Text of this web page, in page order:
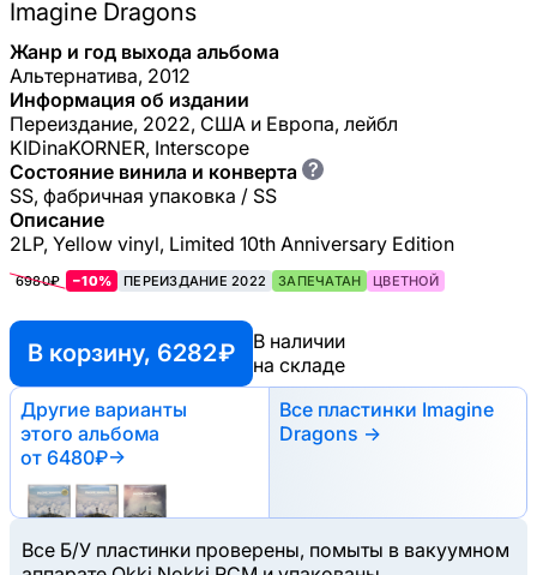
Imagine Dragons
Жанр и год выхода альбома
Альтернатива, 2012
Информация об издании
Переиздание, 2022, США и Европа, лейбл
KIDinaKORNER, Interscope
Состояние винила и конверта ?
SS, фабричная упаковка / SS
Описание
2LP, Yellow vinyl, Limited 10th Anniversary Edition
6980₽ −10% ПЕРЕИЗДАНИЕ 2022 ЗАПЕЧАТАН ЦВЕТНОЙ
В корзину, 6282 ₽
В наличии
на складе
Другие варианты
этого альбома
от 6480₽→
Все пластинки Imagine
Dragons →
Все Б/У пластинки проверены, помыты в вакуумном